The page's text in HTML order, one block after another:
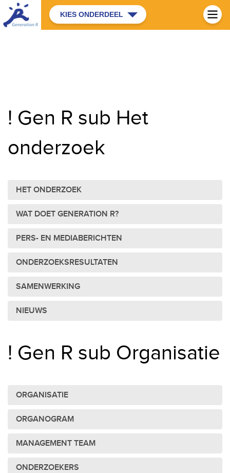
KIES ONDERDEEL
! Gen R sub Het
onderzoek
HET ONDERZOEK
WAT DOET GENERATION R?
PERS- EN MEDIABERICHTEN
ONDERZOEKSRESULTATEN
SAMENWERKING
NIEUWS
! Gen R sub Organisatie
ORGANISATIE
ORGANOGRAM
MANAGEMENT TEAM
ONDERZOEKERS